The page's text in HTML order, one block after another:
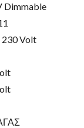
Dimmable
230 Volt